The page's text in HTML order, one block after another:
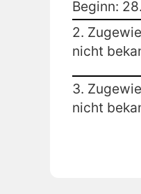
Beginn:
2.
nicht
3.
nicht